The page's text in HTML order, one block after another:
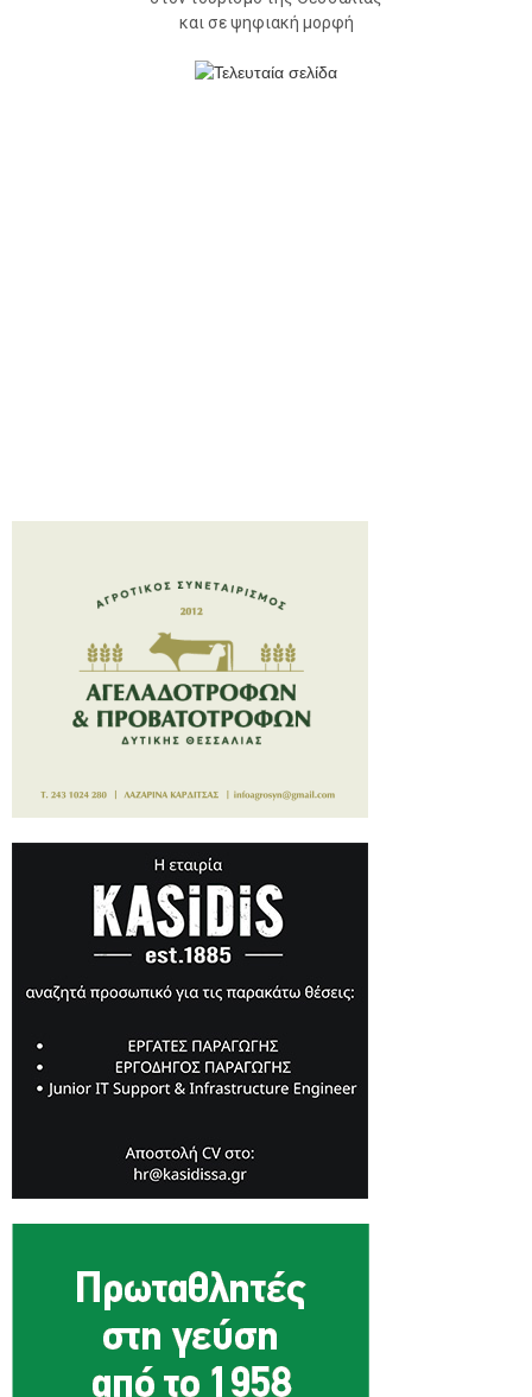
και σε ψηφιακή μορφή